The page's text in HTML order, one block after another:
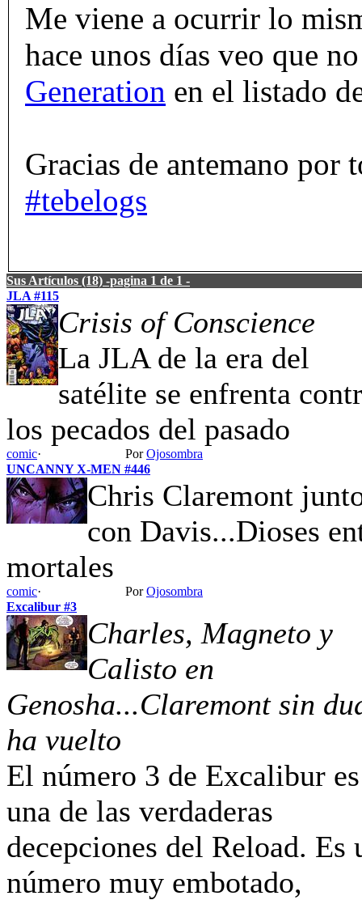
Me viene a ocurrir lo
hace unos días veo que
Generation en el listado
Gracias de antemano por
#tebelogs
Sus Artículos (18) -pagina 1 de 1 -
JLA #115
Crisis of Conscience
La JLA de la era del
satélite se enfrenta
los pecados del pasado
comic· PorOjosombra
UNCANNY X-MEN #446
Chris Claremont
con Davis...Dioses
mortales
comic· PorOjosombra
Excalibur #3
Charles, Magneto y
Calisto en
Genosha...Claremont sin
ha vuelto
El número 3 de Excalibur es
una de las verdaderas
decepciones del Reload. Es
número muy embotado,